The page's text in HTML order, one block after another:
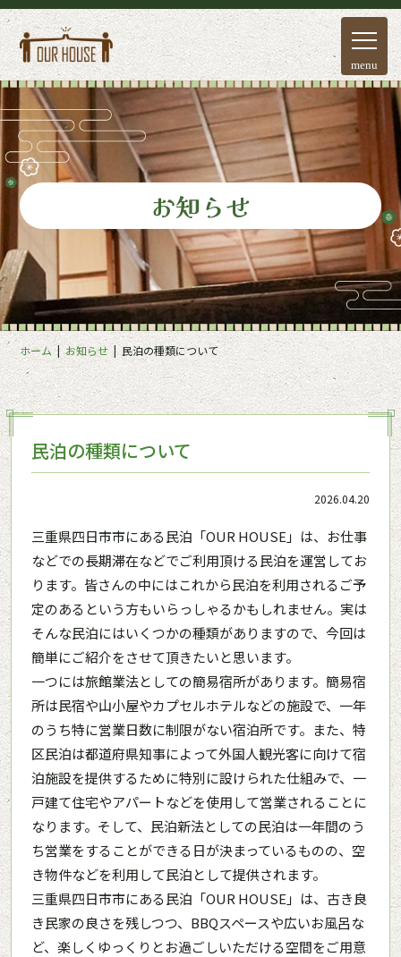
menu
お知らせ
ホーム お知らせ 民泊の種類について
民泊の種類について
2026.04.20
三重県四日市市にある民泊「OUR HOUSE」は、お仕事
などでの長期滞在などでご利用頂ける民泊を運営してお
ります。皆さんの中にはこれから民泊を利用されるご予
定のあるという方もいらっしゃるかもしれません。実は
そんな民泊にはいくつかの種類がありますので、今回は
簡単にご紹介をさせて頂きたいと思います。
一つには旅館業法としての簡易宿所があります。簡易宿
所は民宿や山小屋やカプセルホテルなどの施設で、一年
のうち特に営業日数に制限がない宿泊所です。また、特
区民泊は都道府県知事によって外国人観光客に向けて宿
泊施設を提供するために特別に設けられた仕組みで、一
戸建て住宅やアパートなどを使用して営業されることに
なります。そして、民泊新法としての民泊は一年間のう
ち営業をすることができる日が決まっているものの、空
き物件などを利用して民泊として提供されます。
三重県四日市市にある民泊「OUR HOUSE」は、古き良
き民家の良さを残しつつ、BBQスペースや広いお風呂な
ど、楽しくゆっくりとお過ごしいただける空間をご用意